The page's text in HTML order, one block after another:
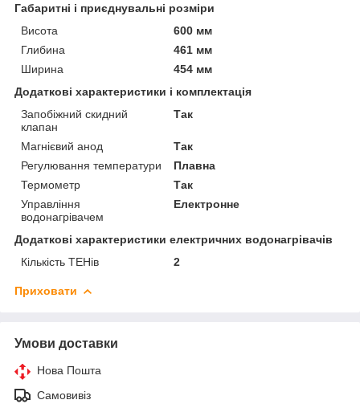
Габаритні і приєднувальні розміри
Висота
600 мм
Глибина
461 мм
Ширина
454 мм
Додаткові характеристики і комплектація
Запобіжний скидний
клапан
Так
Магнієвий анод
Так
Регулювання температури
Плавна
Термометр
Так
Управління
водонагрівачем
Електронне
Додаткові характеристики електричних водонагрівачів
Кількість ТЕНів
2
Приховати
Умови доставки
Нова Пошта
Самовивіз